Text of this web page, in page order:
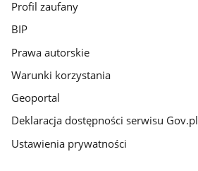
Profil zaufany
BIP
Prawa autorskie
Warunki korzystania
Geoportal
Deklaracja dostępności serwisu Gov.pl
Ustawienia prywatności